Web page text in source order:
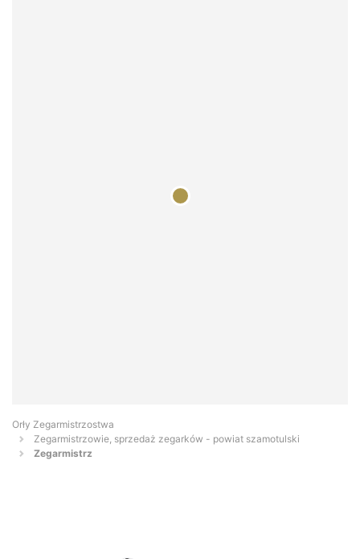
Orły Zegarmistrzostwa
Zegarmistrzowie, sprzedaż zegarków - powiat szamotulski
Zegarmistrz